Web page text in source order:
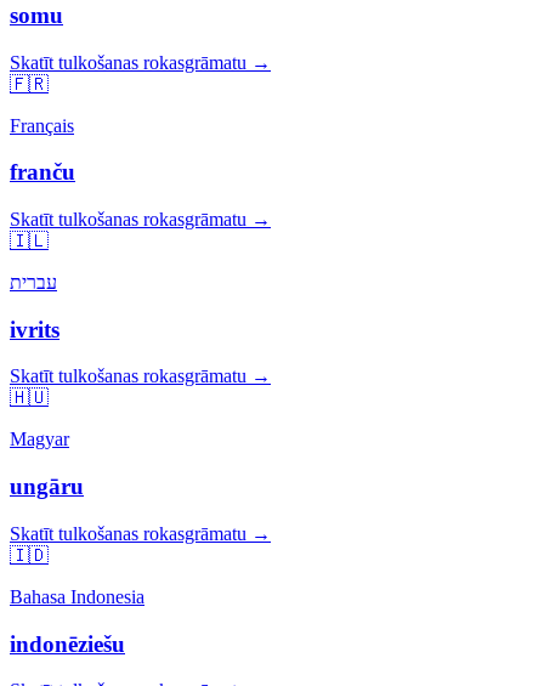
somu
Skatīt tulkošanas rokasgrāmatu →
🇫🇷
Français
franču
Skatīt tulkošanas rokasgrāmatu →
🇮🇱
עברית
ivrits
Skatīt tulkošanas rokasgrāmatu →
🇭🇺
Magyar
ungāru
Skatīt tulkošanas rokasgrāmatu →
🇮🇩
Bahasa Indonesia
indonēziešu